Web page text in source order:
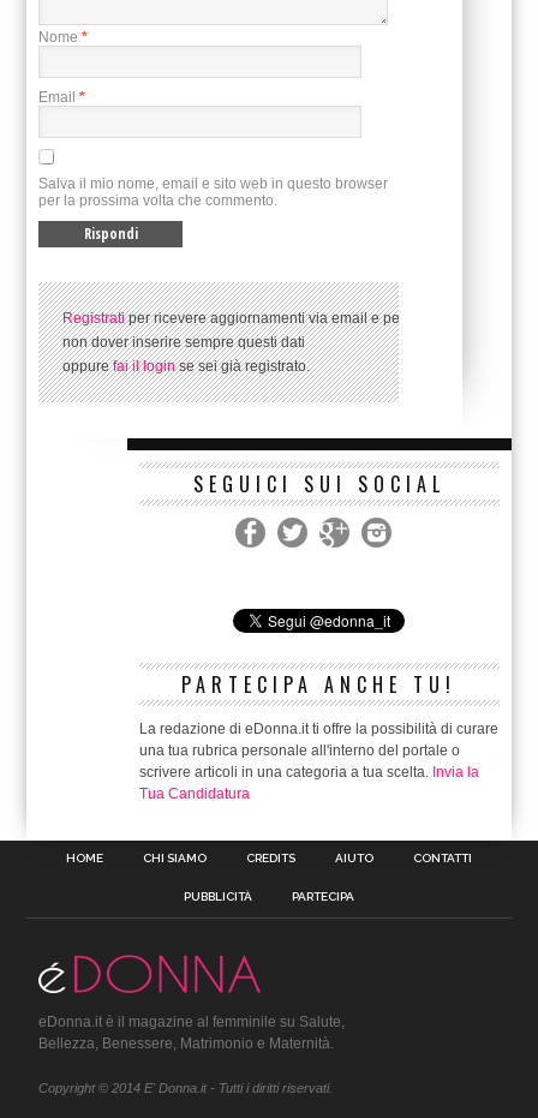
Nome *
Email *
Salva il mio nome, email e sito web in questo browser
per la prossima volta che commento.
Registratiper ricevere aggiornamenti via email e per
non dover inserire sempre questi dati
oppurefai il loginse sei già registrato.
SEGUICI SUI SOCIAL
PARTECIPA ANCHE TU!
La redazione di eDonna.it ti offre la possibilità di curare
una tua rubrica personale all'interno del portale o
scrivere articoli in una categoria a tua scelta. Invia la
Tua Candidatura
HOME CHI SIAMO CREDITS AIUTO CONTATTI
PUBBLICITÀ PARTECIPA
eDonna.it è il magazine al femminile su Salute,
Bellezza, Benessere, Matrimonio e Maternità.
Copyright © 2014 E' Donna.it - Tutti i diritti riservati.